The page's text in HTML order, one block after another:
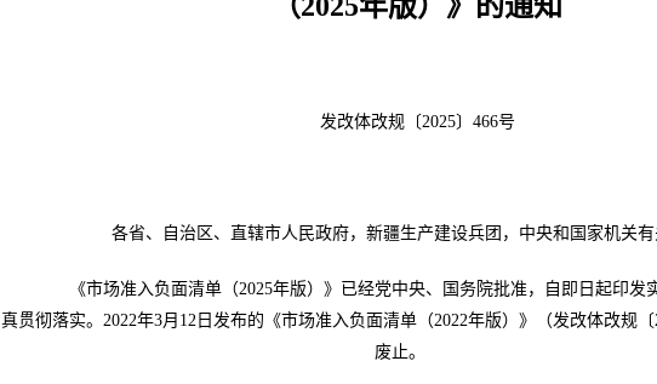
发改体改规〔2025〕466号
各省、自治区、直辖市人民政府，新疆生产建设兵团，中央和国家机关有
《市场准入负面清单（2025年版）》已经党中央、国务院批准，自即日起印发
真贯彻落实。2022年3月12日发布的《市场准入负面清单（2022年版）》（发改体改规
废止。